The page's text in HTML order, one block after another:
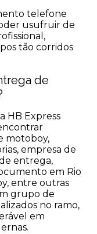
telefone
usufruir de
tão corridos
de
HB Express
motoboy,
empresa de
entrega,
em Rio
entre outras
grupo de
no ramo,
em